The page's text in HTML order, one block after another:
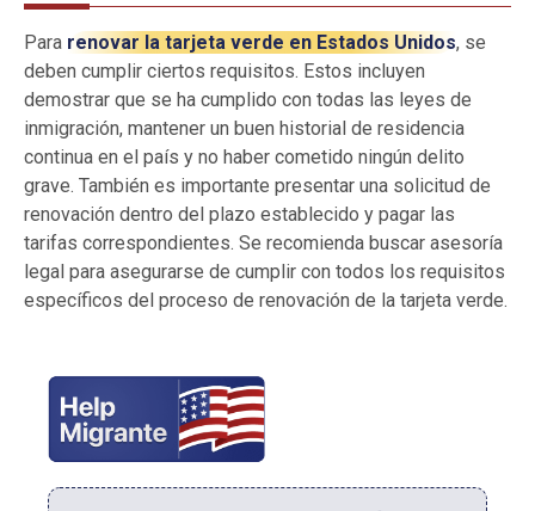
Para renovar la tarjeta verde en Estados Unidos, se
deben cumplir ciertos requisitos. Estos incluyen
demostrar que se ha cumplido con todas las leyes de
inmigración, mantener un buen historial de residencia
continua en el país y no haber cometido ningún delito
grave. También es importante presentar una solicitud de
renovación dentro del plazo establecido y pagar las
tarifas correspondientes. Se recomienda buscar asesoría
legal para asegurarse de cumplir con todos los requisitos
específicos del proceso de renovación de la tarjeta verde.